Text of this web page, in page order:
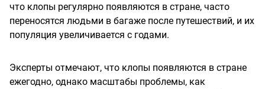
что клопы регулярно появляются в стране, часто
переносятся людьми в багаже после путешествий, и их
популяция увеличивается с годами.
Эксперты отмечают, что клопы появляются в стране
ежегодно, однако масштабы проблемы, как